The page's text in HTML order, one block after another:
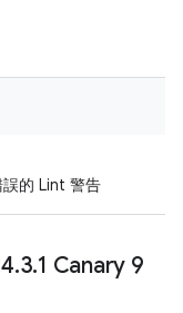
的 Lint 警告
.3.1 Canary 9